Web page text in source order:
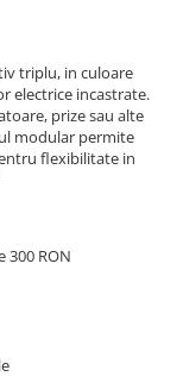
triplu, in culoare
electrice incastrate.
prize sau alte
modular permite
flexibilitate in
300 RON